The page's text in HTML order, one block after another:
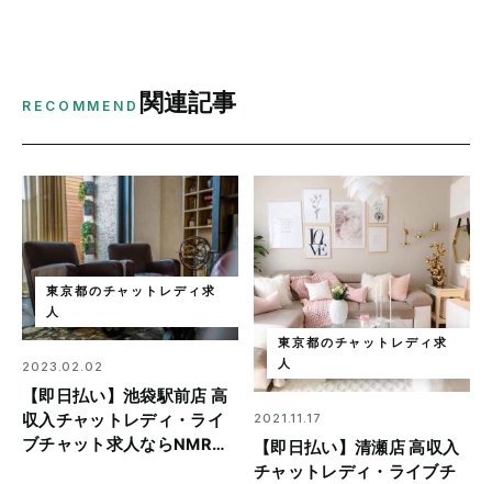
RECOMMEND 関連記事
東京都のチャットレディ求
人
2023.02.02
【即日払い】池袋駅前店 高
収入チャットレディ・ライ
ブチャット求人ならNMRグ
東京都のチャットレディ求
人
2021.11.17
【即日払い】清瀬店 高収入
チャットレディ・ライブチ